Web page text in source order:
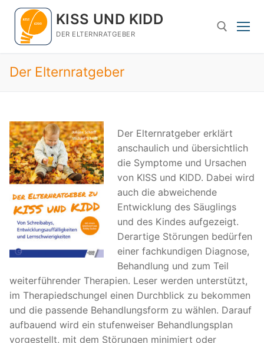
Zum
Inhalt
springen
KISS UND KIDD
DER ELTERNRATGEBER
Suchen nach:
Der Elternratgeber
Der Elternratgeber erklärt
anschaulich und übersichtlich
die Symptome und Ursachen
von KISS und KIDD. Dabei wird
auch die abweichende
Entwicklung des Säuglings
und des Kindes aufgezeigt.
Derartige Störungen bedürfen
einer fachkundigen Diagnose,
Behandlung und zum Teil
weiterführender Therapien. Leser werden unterstützt,
im Therapiedschungel einen Durchblick zu bekommen
und die passende Behandlungsform zu wählen. Darauf
aufbauend wird ein stufenweiser Behandlungsplan
vorgestellt, mit dem Störungen minimiert oder